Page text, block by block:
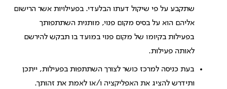
שתקבע על פי שיקול דעתו הבלעדי. בפעילויות אשר הרישום
אליהם הוא על בסיס מקום פנוי, מותנית השתתפותך
בפעילות בקיומו של מקום פנוי במועד בו תבקש להירשם
לאותה פעילות.
בעת כניסה למרכז כושר לצורך השתתפות בפעילות, ייתכן
ותידרש להציג את האפליקציה ו/או לאמת את זהותך.